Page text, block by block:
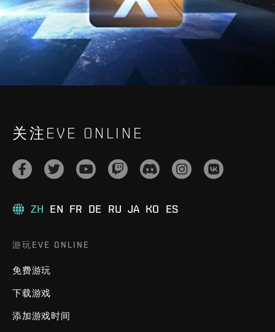
关注EVE ONLINE
ZH EN FR DE RU JA KO ES
游玩EVE ONLINE
免费游玩
下载游戏
添加游戏时间